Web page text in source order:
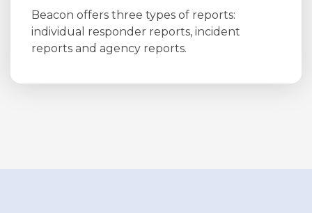
Beacon offers three types of reports:
individual responder reports, incident
reports and agency reports.